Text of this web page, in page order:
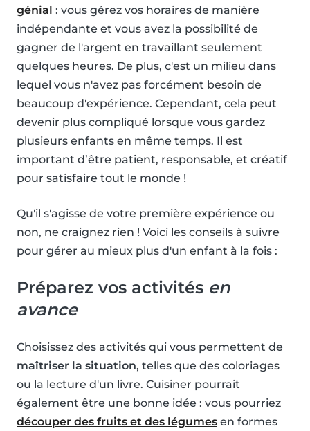
génial : vous gérez vos horaires de manière
indépendante et vous avez la possibilité de
gagner de l'argent en travaillant seulement
quelques heures. De plus, c'est un milieu dans
lequel vous n'avez pas forcément besoin de
beaucoup d'expérience. Cependant, cela peut
devenir plus compliqué lorsque vous gardez
plusieurs enfants en même temps. Il est
important d’être patient, responsable, et créatif
pour satisfaire tout le monde !
Qu'il s'agisse de votre première expérience ou
non, ne craignez rien ! Voici les conseils à suivre
pour gérer au mieux plus d'un enfant à la fois :
Préparez vos activités en
avance
Choisissez des activités qui vous permettent de
maîtriser la situation, telles que des coloriages
ou la lecture d'un livre. Cuisiner pourrait
également être une bonne idée : vous pourriez
découper des fruits et des légumes en formes